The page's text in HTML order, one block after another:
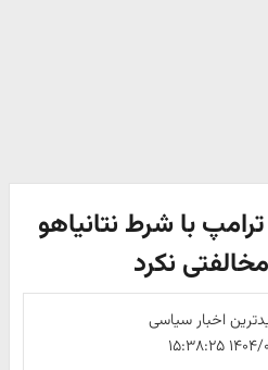
با شرط نتانیاهو
نکرد
اخبار سیاسی